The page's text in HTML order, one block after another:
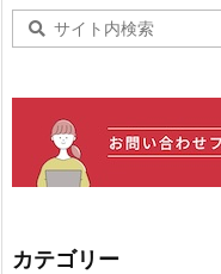
カテゴリー